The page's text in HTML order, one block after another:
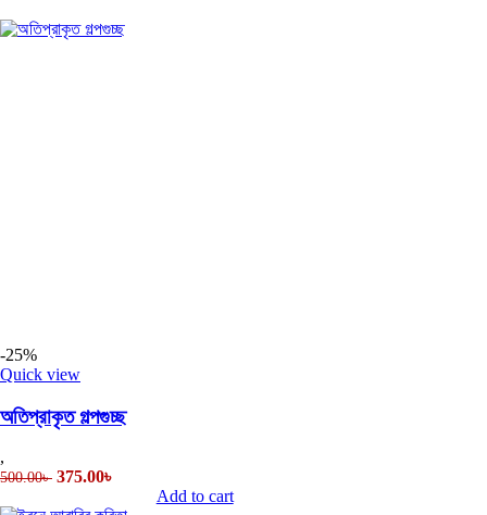
-25%
Quick view
অতিপ্রাকৃত গল্পগুচ্ছ
,
500.00৳ 375.00৳
Add to cart